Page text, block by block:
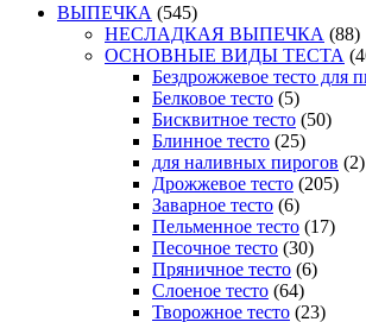
ВЫПЕЧКА (545)
НЕСЛАДКАЯ ВЫПЕЧКА (88)
ОСНОВНЫЕ ВИДЫ ТЕСТА
Бездрожжевое тесто для
Белковое тесто (5)
Бисквитное тесто (50)
Блинное тесто (25)
для наливных пирогов (2)
Дрожжевое тесто (205)
Заварное тесто (6)
Пельменное тесто (17)
Песочное тесто (30)
Пряничное тесто (6)
Слоеное тесто (64)
Творожное тесто (23)